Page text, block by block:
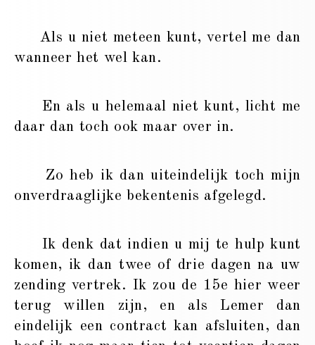
Als u niet meteen kunt, vertel me dan
wanneer het wel kan.
En als u helemaal niet kunt, licht me
daar dan toch ook maar over in.
Zo heb ik dan uiteindelijk toch mijn
onverdraaglijke bekentenis afgelegd.
Ik denk dat indien u mij te hulp kunt
komen, ik dan twee of drie dagen na uw
zending vertrek. Ik zou de 15e hier weer
terug willen zijn, en als Lemer dan
eindelijk een contract kan afsluiten, dan